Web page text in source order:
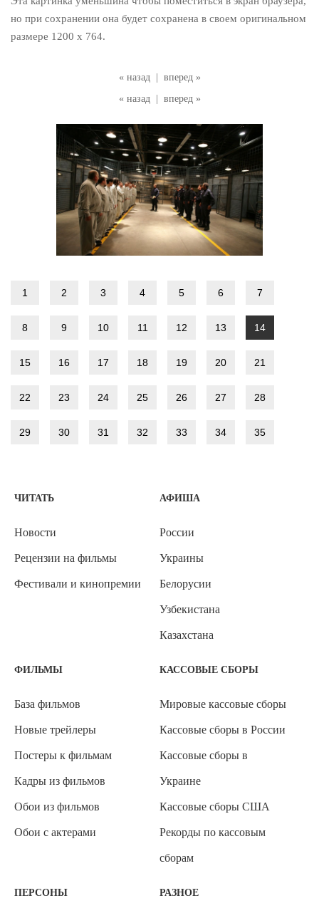
« назад
вперед »
« назад
вперед »
но при сохранении она будет сохранена в своем оригинальном
размере 1200 x 764.
1 2 3 4 5 6 7
8 9 10 11 12 13 14
15 16 17 18 19 20 21
22 23 24 25 26 27 28
29 30 31 32 33 34 35
ЧИТАТЬ
Новости
Рецензии на фильмы
Фестивали и кинопремии
АФИША
России
Украины
Белорусии
Узбекистана
Казахстана
ФИЛЬМЫ
База фильмов
Новые трейлеры
Постеры к фильмам
Кадры из фильмов
Обои из фильмов
Обои с актерами
КАССОВЫЕ СБОРЫ
Мировые кассовые сборы
Кассовые сборы в России
Кассовые сборы в
Украине
Кассовые сборы США
Рекорды по кассовым
сборам
ПЕРСОНЫ РАЗНОЕ